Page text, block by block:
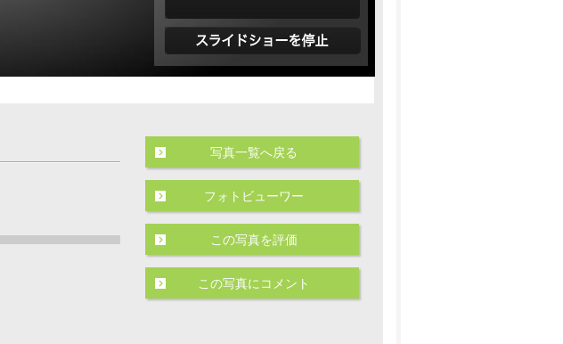
写真一覧へ戻る
フォトビューワー
この写真を評価
この写真にコメント